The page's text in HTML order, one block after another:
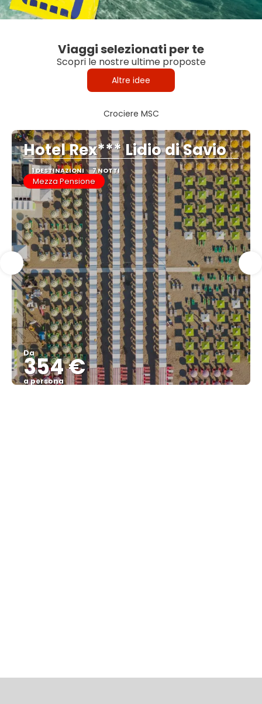
Viaggi selezionati per te
Scopri le nostre ultime proposte
Altre idee
Crociere MSC
Hotel Rex*** Lidio di Savio
1 DESTINAZIONI 7 NOTTI
Mezza Pensione
Da
354 €
a persona